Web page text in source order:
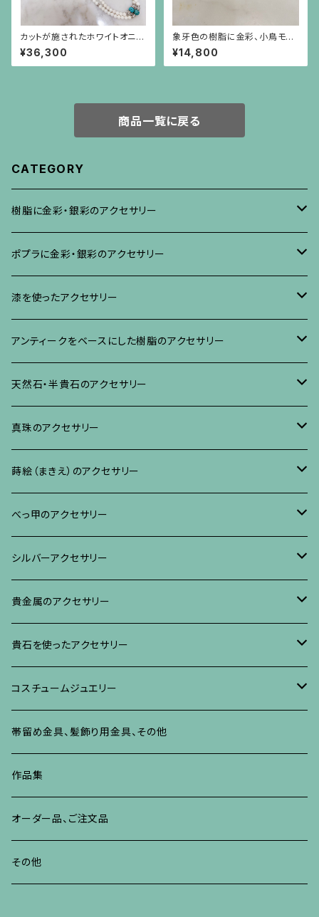
カットが施されたホワイトオニキ
スと円盤型の水晶、ロンデル、彫
りが施されたターコイズのロン
グネックレス
¥36,300
象牙色の樹脂に金彩、小鳥モチ
ーフに赤珊瑚色の実のイヤリン
グ
¥14,800
商品一覧に戻る
CATEGORY
樹脂に金彩・銀彩のアクセサリー
ブローチ
イヤリング・ピアス
ネックレス、その他
ポプラに金彩・銀彩のアクセサリー
ブローチ
イヤリング、ピアス
ネックレス、ペンダント
ブレスレット、バングル、その他
漆を使ったアクセサリー
ブローチ
イヤリング・ピアス
ネックレス・ペンダント
リング
ブレスレット・バングル、その他
アンティークをベースにした樹脂のアクセサリー
ブローチ
イヤリング・ピアス
ネックレス、ペンダント
ブレスレット、その他
天然石・半貴石のアクセサリー
ブローチ
イヤリング・ピアス
ネックレス、ペンダント
リング
ブレスレット、その他
真珠のアクセサリー
ブローチ
イヤリング・ピアス
ネックレス、ペンダント
リング
ブレスレット、その他
蒔絵（まきえ）のアクセサリー
べっ甲に蒔絵のアクセサリー
ブローチ
イヤリング・ピアス
真珠に蒔絵のアクセサリー
ブローチ
イヤリング、ピアス
水晶に蒔絵のアクセサリー
ブローチ
イヤリング、ピアス
朴の木やポプラに蒔絵のアクセサリー
ブローチ
イヤリング・ピアス
その他の蒔絵のアクセサリー
べっ甲のアクセサリー
ブローチ
イヤリング、ピアス
ネックレス、ペンダント
リング
ブレスレット、バングル、その他
シルバーアクセサリー
ブローチ
イヤリング、ピアス
ネックレス、ペンダント
リング
ブレスレット、バングル、その他
貴金属のアクセサリー
ブローチ
イヤリング、ピアス
ネックレス、ペンダント
ブレスレット、その他
リング
貴石を使ったアクセサリー
ブローチ
イヤリング、ピアス
ネックレス、ペンダント
リング
ブレスレット、バングル
コスチュームジュエリー
ブローチ
イヤリング、ピアス
ネックレス、ペンダント
リング
帯留め金具、髪飾り用金具、その他
作品集
オーダー品、ご注文品
その他